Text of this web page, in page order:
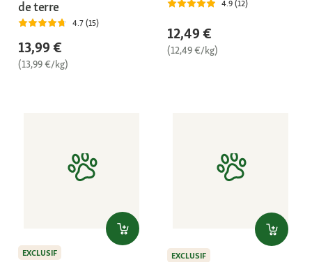
de terre
4.7 (15)
13,99 €
(13,99 €/kg)
4.9 (12)
12,49 €
(12,49 €/kg)
EXCLUSIF
EXCLUSIF